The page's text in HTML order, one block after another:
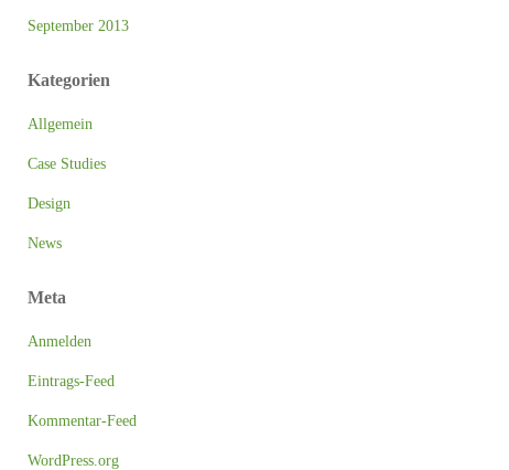
September 2013
Kategorien
Allgemein
Case Studies
Design
News
Meta
Anmelden
Eintrags-Feed
Kommentar-Feed
WordPress.org